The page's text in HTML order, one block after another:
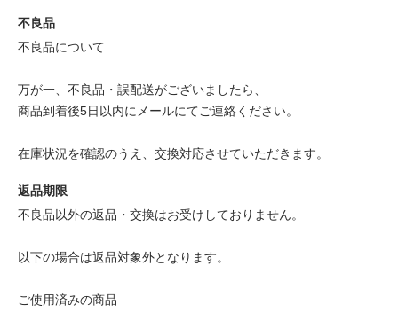
不良品
不良品について
万が一、不良品・誤配送がございましたら、
商品到着後5日以内にメールにてご連絡ください。
在庫状況を確認のうえ、交換対応させていただきます。
返品期限
不良品以外の返品・交換はお受けしておりません。
以下の場合は返品対象外となります。
ご使用済みの商品